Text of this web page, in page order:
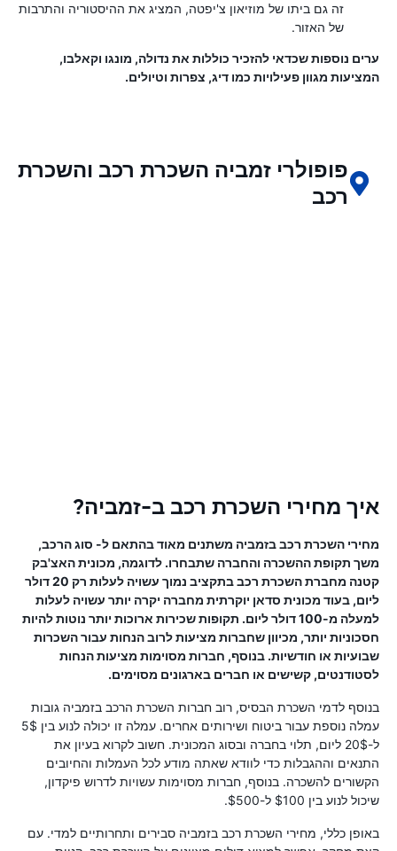
זה גם ביתו של מוזיאון צ'יפטה, המציג את ההיסטוריה והתרבות
של האזור.
ערים נוספות שכדאי להזכיר כוללות את נדולה, מונגו וקאלבו,
המציעות מגוון פעילויות כמו דיג, צפרות וטיולים.
פופולרי זמביה השכרת רכב והשכרת
רכב
איך מחירי השכרת רכב ב-זמביה?
מחירי השכרת רכב בזמביה משתנים מאוד בהתאם ל- סוג הרכב,
משך תקופת ההשכרה והחברה שתבחרו. לדוגמה, מכונית האצ'בק
קטנה מחברת השכרת רכב בתקציב נמוך עשויה לעלות רק 20 דולר
ליום, בעוד מכונית סדאן יוקרתית מחברה יקרה יותר עשויה לעלות
למעלה מ-100 דולר ליום. תקופות שכירות ארוכות יותר נוטות להיות
חסכוניות יותר, מכיוון שחברות מציעות לרוב הנחות עבור השכרות
שבועיות או חודשיות. בנוסף, חברות מסוימות מציעות הנחות
לסטודנטים, קשישים או חברים בארגונים מסוימים.
בנוסף לדמי השכרת הבסיס, רוב חברות השכרת הרכב בזמביה גובות
עמלה נוספת עבור ביטוח ושירותים אחרים. עמלה זו יכולה לנוע בין 5$
ל-20$ ליום, תלוי בחברה ובסוג המכונית. חשוב לקרוא בעיון את
התנאים וההגבלות כדי לוודא שאתה מודע לכל העמלות והחיובים
הקשורים להשכרה. בנוסף, חברות מסוימות עשויות לדרוש פיקדון,
שיכול לנוע בין $100 ל-$500.
באופן כללי, מחירי השכרת רכב בזמביה סבירים ותחרותיים למדי. עם